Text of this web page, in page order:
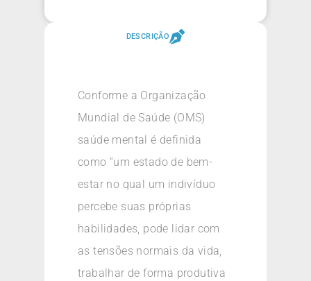
DESCRIÇÃO
Conforme a Organização
Mundial de Saúde (OMS)
saúde mental é definida
como “um estado de bem-
estar no qual um indivíduo
percebe suas próprias
habilidades, pode lidar com
as tensões normais da vida,
trabalhar de forma produtiva